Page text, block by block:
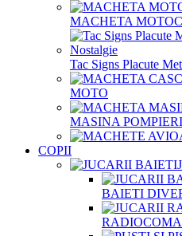
MACHETA
Tac Signs Placute
MOTO
MASINA POMPIERI
COPII
BAIETI